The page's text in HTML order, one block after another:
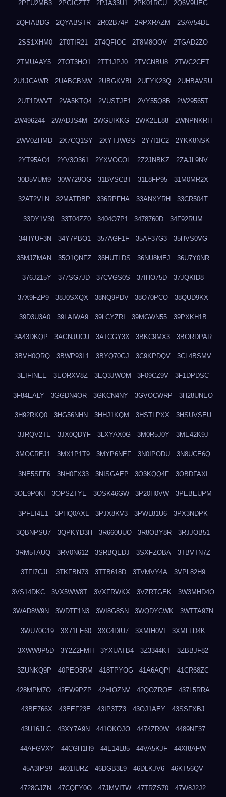
2PFU2MB3 2PGICZT7 2PJA33U1 2PK01RCU 2Q6V9UEG
2QFIABDG 2QYABSTR 2R02B74P 2RPXRAZM 2SAV54DE
2SS1XHM0 2T0TIR21 2T4QFIOC 2T8M8OOV 2TGAD2ZO
2TMUAAY5 2TOT3HO1 2TT1JPJ0 2TVCNBU8 2TWC2CET
2U1JCAWR 2UABCBNW 2UBGKVBI 2UFYK23Q 2UHBAVSU
2UT1DWVT 2VA5KTQ4 2VUSTJE1 2VY55Q8B 2W29565T
2W496244 2WADJS4M 2WGUIKKG 2WK2EL88 2WNPNKRH
2WV0ZHMD 2X7CQ1SY 2XYTJWGS 2Y7I1IC2 2YKK8NSK
2YT95AO1 2YV3O361 2YXVOCOL 2Z2JNBKZ 2ZAJL9NV
30D5VUM9 30W729OG 31BVSCBT 31L8FP95 31M0MR2X
32AT2VLN 32MATDBP 336RPFHA 33ANXYRH 33CR504T
33DY1V30 33T04ZZ0 3404O7P1 3478760D 34F92RUM
34HYUF3N 34Y7PBO1 357AGF1F 35AF37G3 35HVS0VG
35MJZMAN 35O1QNFZ 36HUTLDS 36NU8MEJ 36U7Y0NR
376J215Y 377SG7JD 37CVGS0S 37IHO75D 37JQKID8
37X9FZP9 38J0SXQX 38NQ9PDV 38O70PCO 38QUD9KX
39D3U3A0 39LAIWA9 39LCYZRI 39MGWN55 39PXKH1B
3A43DKQP 3AGNJUCU 3ATCGY3X 3BKC9MX3 3BORDPAR
3BVH0QRQ 3BWP93L1 3BYQ70GJ 3C9KPDQV 3CL4BSMV
3EIFINEE 3EORXV8Z 3EQ3JWOM 3F09CZ9V 3F1DPDSC
3F84EALY 3GGDN4OR 3GKCN4NY 3GVOCWRP 3H28UNEO
3H92RKQ0 3HG56NHN 3HHJ1KQM 3HSTLPXX 3HSUVSEU
3JRQV2TE 3JX0QDYF 3LXYAX0G 3M0R5J0Y 3ME42K9J
3MOCREJ1 3MX1P1T9 3MYP6NEF 3N0IPODU 3N8UCE6Q
3NE5SFF6 3NH0FX33 3NISGAEP 3O3KQQ4F 3OBDFAXI
3OE9P0KI 3OPSZTYE 3OSK46GW 3P20H0VW 3PEBEUPM
3PFEI4E1 3PHQ0AXL 3PJX8KV3 3PWL81U6 3PX3NDPK
3QBNPSU7 3QPKYD3H 3R660UUO 3R8OBY8R 3RJJOB51
3RM5TAUQ 3RV0N612 3SRBQEDJ 3SXFZOBA 3TBVTN7Z
3TFI7CJL 3TKFBN73 3TTB618D 3TVMVY4A 3VPL82H9
3VS14DKC 3VX5WW8T 3VXFRWKX 3VZRTGEK 3W3MHD4O
3WAD8W9N 3WDTF1N3 3WI8G8SN 3WQDYCWK 3WTTA97N
3WU70G19 3X71FE60 3XC4DIU7 3XMIH0VI 3XMLLD4K
3XWW9P5D 3Y2Z2FMH 3YXUATB4 3Z3344KT 3ZBBJF82
3ZUNKQ9P 40PEO5RM 418TPYOG 41A6AQPI 41CR68ZC
428MPM7O 42EW9PZP 42HIOZNV 42QOZROE 437L5RRA
43BE766X 43EEF23E 43IP3TZ3 43OJ1AEY 43SSFXBJ
43U16JLC 43XY7A9N 441OKOJO 4474ZR0W 4489NF37
44AFGVXY 44CGH1H9 44E14L85 44VA5KJF 44XI8AFW
45A3IPS9 4601IURZ 46DGB3L9 46DLKJV6 46KT56QV
4728GJZN 47CQFY0O 47JMVITW 47TRZS70 47W8J2J2